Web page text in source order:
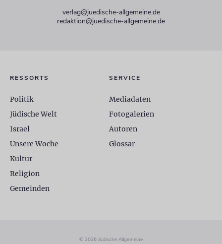
verlag@juedische-allgemeine.de
redaktion@juedische-allgemeine.de
RESSORTS
Politik
Jüdische Welt
Israel
Unsere Woche
Kultur
Religion
Gemeinden
SERVICE
Mediadaten
Fotogalerien
Autoren
Glossar
© 2026 Jüdische Allgemeine